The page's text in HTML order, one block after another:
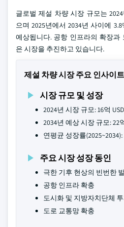
글로벌 제설 차량 시장 규모는
으며 2025년에서 2034년 사이에
예상됩니다. 공항 인프라의 확장
은 시장을 추진하고 있습니다.
제설 차량 시장 주요 인사이트
시장 규모 및 성장
2024년 시장 규모: 16억 USD
2034년 예상 시장 규모: 22
연평균 성장률(2025~2034):
주요 시장 성장 동인
극한 기후 현상의 빈번한
공항 인프라 확충
도시화 및 지방자치단체
도로 교통망 확충